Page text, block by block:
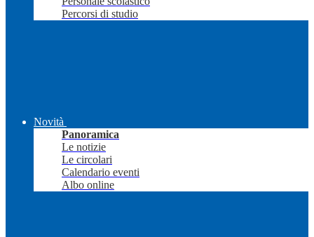
Percorsi di studio
Novità
Panoramica
Le notizie
Le circolari
Calendario eventi
Albo online